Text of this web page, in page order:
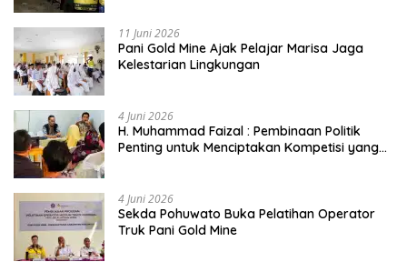
11 Juni 2026
Pani Gold Mine Ajak Pelajar Marisa Jaga
Kelestarian Lingkungan
4 Juni 2026
H. Muhammad Faizal : Pembinaan Politik
Penting untuk Menciptakan Kompetisi yang
4 Juni 2026
Sekda Pohuwato Buka Pelatihan Operator
Truk Pani Gold Mine